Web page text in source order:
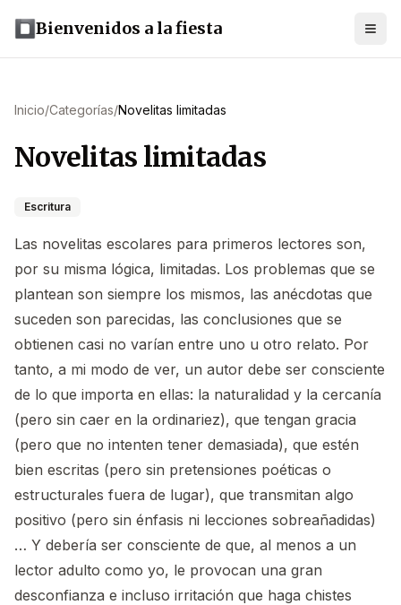
Bienvenidos a la fiesta
Inicio/Categorías/Novelitas limitadas
Novelitas limitadas
Escritura
Las novelitas escolares para primeros lectores son,
por su misma lógica, limitadas. Los problemas que se
plantean son siempre los mismos, las anécdotas que
suceden son parecidas, las conclusiones que se
obtienen casi no varían entre uno u otro relato. Por
tanto, a mi modo de ver, un autor debe ser consciente
de lo que importa en ellas: la naturalidad y la cercanía
(pero sin caer en la ordinariez), que tengan gracia
(pero que no intenten tener demasiada), que estén
bien escritas (pero sin pretensiones poéticas o
estructurales fuera de lugar), que transmitan algo
positivo (pero sin énfasis ni lecciones sobreañadidas)
… Y debería ser consciente de que, al menos a un
lector adulto como yo, le provocan una gran
desconfianza e incluso irritación que haga chistes